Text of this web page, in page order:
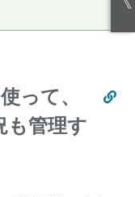
って、
も管理す